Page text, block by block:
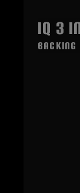
IQ 3
Backing